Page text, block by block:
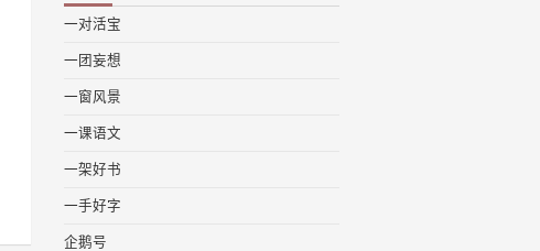
一对活宝
一团妄想
一窗风景
一课语文
一架好书
一手好字
企鹅号